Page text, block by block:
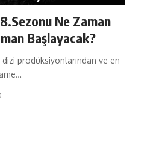
Ne Zaman
Başlayacak?
prodüksiyonlarından ve en